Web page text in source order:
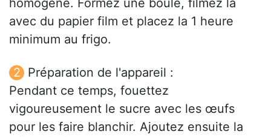
homogène. Formez une boule, filmez la
avec du papier film et placez la 1 heure
minimum au frigo.
Préparation de l'appareil :
Pendant ce temps, fouettez
vigoureusement le sucre avec les œufs
pour les faire blanchir. Ajoutez ensuite la